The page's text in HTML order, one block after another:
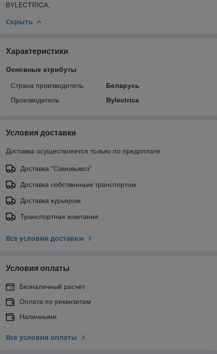
BYLECTRICA,
Скрыть
Характеристики
Основные атрибуты
Страна производитель
Беларусь
Производитель
Bylectrica
Условия доставки
Доставка осуществляется только по предоплате.
Доставка "Самовывоз"
Доставка собственным транспортом
Доставка курьером
Транспортная компания
Все условия доставки
Условия оплаты
Безналичный расчет
Оплата по реквизитам
Наличными
Все условия оплаты